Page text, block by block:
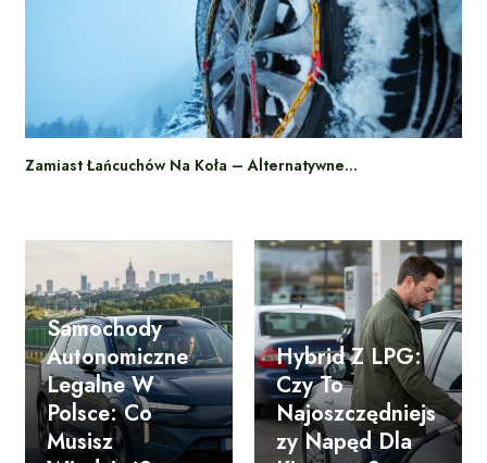
Zamiast Łańcuchów Na Koła – Alternatywne…
Samochody
Autonomiczne
Legalne W
Polsce: Co
Musisz
Hybrid Z LPG:
Czy To
Najoszczędniejs
Zy Napęd Dla